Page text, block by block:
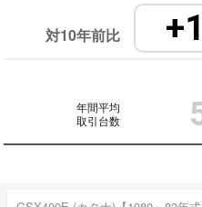
対10年前比
年間平均
取引台数